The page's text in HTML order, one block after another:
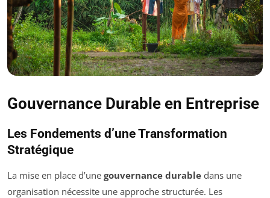
Gouvernance Durable en Entreprise
Les Fondements d’une Transformation
Stratégique
La mise en place d’une gouvernance durable dans une
organisation nécessite une approche structurée. Les